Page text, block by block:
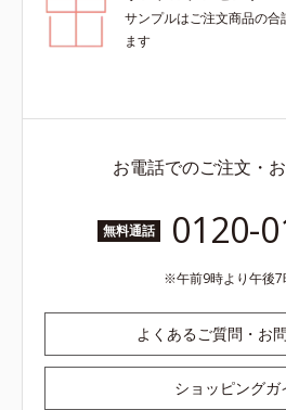
サンプルはご注文商品の
ます
お電話でのご注文・
無料通話 0120-
午前9時より午後
よくあるご質問・お
ショッピングガ